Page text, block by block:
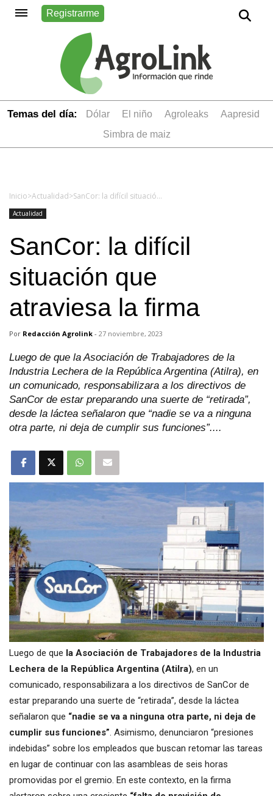
Registrarme
Temas del día: dólar el niño Agroleaks
aapresid
simbra de maiz
Inicio>Actualidad> SanCor: la difícil situación que atraviesa la firma
Actualidad
SanCor: la difícil
situación que
atraviesa la firma
Por Redacción Agrolink - 27 noviembre, 2023
Luego de que la Asociación de Trabajadores de la
Industria Lechera de la República Argentina (Atilra), en
un comunicado, responsabilizara a los directivos de
SanCor de estar preparando una suerte de “retirada”,
desde la láctea señalaron que “nadie se va a ninguna
otra parte, ni deja de cumplir sus funciones”....
Luego de que la Asociación de Trabajadores de la Industria
Lechera de la República Argentina (Atilra), en un
comunicado, responsabilizara a los directivos de SanCor de
estar preparando una suerte de “retirada”, desde la láctea
señalaron que “nadie se va a ninguna otra parte, ni deja de
cumplir sus funciones”. Asimismo, denunciaron “presiones
indebidas” sobre los empleados que buscan retomar las tareas
en lugar de continuar con las asambleas de seis horas
promovidas por el gremio. En este contexto, en la firma